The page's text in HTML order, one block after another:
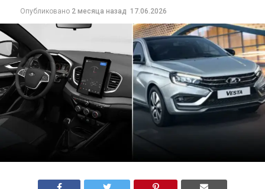
Опубликовано 2 месяца назад 17.06.2026